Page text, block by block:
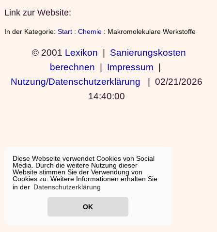
Diese Webseite verwendet Cookies von Social
Media. Durch die weitere Nutzung dieser
Website stimmen Sie der Verwendung von
Cookies zu. Weitere Informationen erhalten Sie
in der Datenschutzerklärung
OK
Link zur Website:
In der Kategorie: Start: Chemie: Makromolekulare Werkstoffe
© 2001 Lexikon | Sanierungskosten
berechnen | Impressum |
Nutzung/Datenschutzerklärung | 02/21/2026
14:40:00